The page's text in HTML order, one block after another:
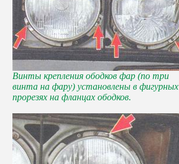
Винты крепления ободков фар (по три
винта на фару) установлены в фигурных
прорезях на фланцах ободков.